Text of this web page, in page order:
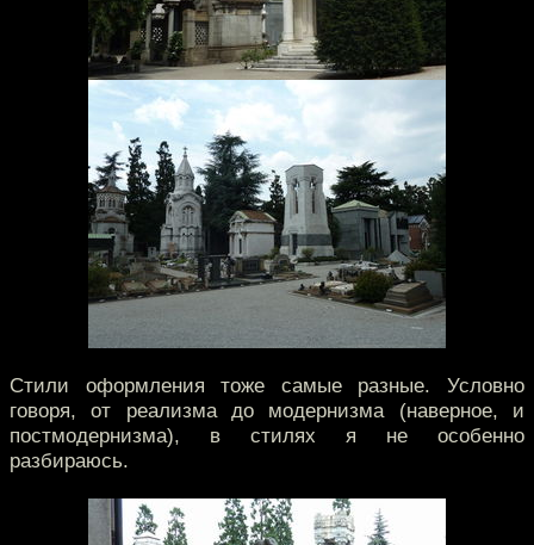
Стили оформления тоже самые разные. Условно
говоря, от реализма до модернизма (наверное, и
постмодернизма), в стилях я не особенно
разбираюсь.